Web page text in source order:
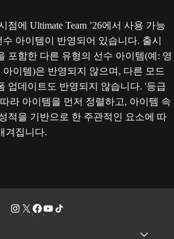
점에 Ultimate Team ’26에서 사용 가능
아이템이 반영되어 있습니다. 출시
포함한 다른 유형의 선수 아이템(예: 영
이템)은 반영되지 않으며, 다른 모드
업데이트도 반영되지 않습니다. '등급
라 아이템을 먼저 정렬하고, 아이템 속
적을 기반으로 한 주관적인 요소에 따
겨집니다.